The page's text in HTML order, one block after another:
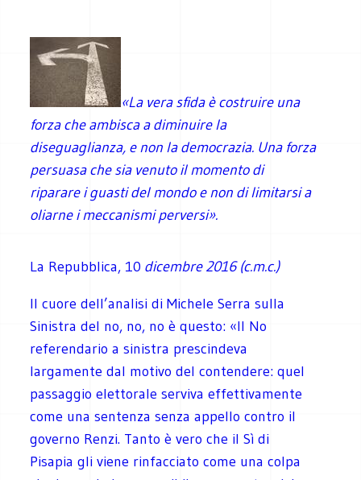
«La vera sfida è costruire una
forza che ambisca a diminuire la
diseguaglianza, e non la democrazia. Una forza
persuasa che sia venuto il momento di
riparare i guasti del mondo e non di limitarsi a
oliarne i meccanismi perversi».
La Repubblica, 10 dicembre 2016 (c.m.c.)
Il cuore dell’analisi di Michele Serra sulla
Sinistra del no, no, no è questo: «Il No
referendario a sinistra prescindeva
largamente dal motivo del contendere: quel
passaggio elettorale serviva effettivamente
come una sentenza senza appello contro il
governo Renzi. Tanto è vero che il Sì di
Pisapia gli viene rinfacciato come una colpa